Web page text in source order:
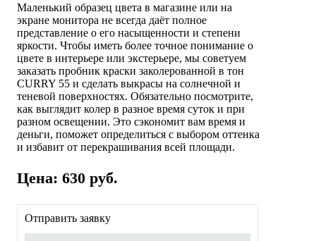
Маленький образец цвета в магазине или на
экране монитора не всегда даёт полное
представление о его насыщенности и степени
яркости. Чтобы иметь более точное понимание о
цвете в интерьере или экстерьере, мы советуем
заказать пробник краски заколерованной в тон
CURRY 55 и сделать выкрасы на солнечной и
теневой поверхностях. Обязательно посмотрите,
как выглядит колер в разное время суток и при
разном освещении. Это сэкономит вам время и
деньги, поможет определиться с выбором оттенка
и избавит от перекрашивания всей площади.
Цена: 630 руб.
Отправить заявку